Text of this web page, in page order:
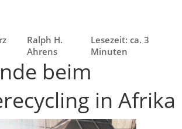
Ralph H.
Ahrens
Lesezeit: ca. 3
Minuten
beim
in Afrika